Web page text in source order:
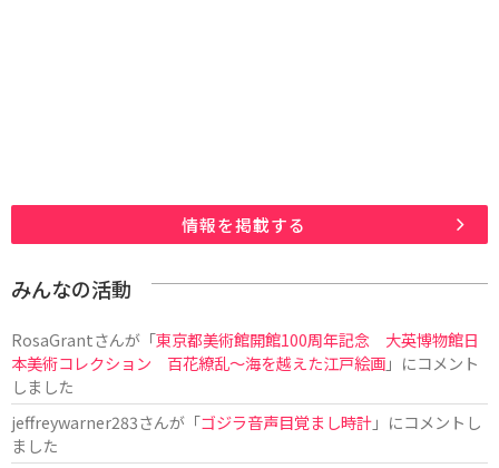
情報を掲載する
みんなの活動
RosaGrantさんが「東京都美術館開館100周年記念 大英博物館日
本美術コレクション 百花繚乱～海を越えた江戸絵画」にコメント
しました
jeffreywarner283さんが「ゴジラ音声目覚まし時計」にコメントし
ました